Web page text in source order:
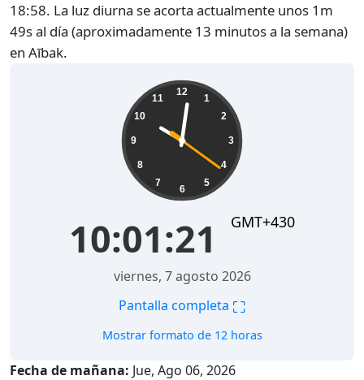
18:58. La luz diurna se acorta actualmente unos 1m
49s al día (aproximadamente 13 minutos a la semana)
en Aībak.
12
1
2
3
4
5
6
7
8
9
10
11
10:01:22 GMT+430
viernes, 7 agosto 2026
Pantalla completa ⛶
Mostrar formato de 12 horas
Fecha de mañana: Jue, Ago 06, 2026